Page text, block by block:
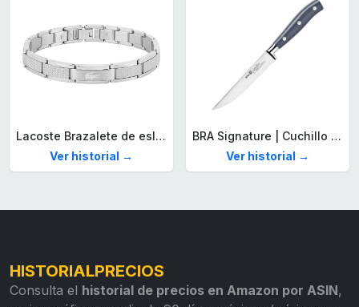
Lacoste Brazalete de eslabón para Hombre Colección STENCIL de Acero inoxidable
Ver historial →
BRA Signature | Cuchillo tomatero 120 mm, Acero Inoxidable alemán forjado con Molibdeno Vanadio, Mango Remachado ABS, Diseño Ergonómico, Hoja 1,6 mm espesor
Ver historial →
HISTORIALPRECIOS
Consulta el historial de precios en Amazon por ASIN,